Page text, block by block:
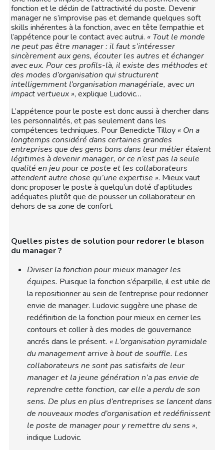
fonction et le déclin de l’attractivité du poste. Devenir
manager ne s’improvise pas et demande quelques soft
skills inhérentes à la fonction, avec en tête l’empathie et
l’appétence pour le contact avec autrui. « Tout le monde
ne peut pas être manager : il faut s’intéresser
sincèrement aux gens, écouter les autres et échanger
avec eux. Pour ces profils-là, il existe des méthodes et
des modes d’organisation qui structurent
intelligemment l’organisation managériale, avec un
impact vertueux », explique Ludovic…
L’appétence pour le poste est donc aussi à chercher dans
les personnalités, et pas seulement dans les
compétences techniques. Pour Benedicte Tilloy « On a
longtemps considéré dans certaines grandes
entreprises que des gens bons dans leur métier étaient
légitimes à devenir manager, or ce n’est pas la seule
qualité en jeu pour ce poste et les collaborateurs
attendent autre chose qu’une expertise ». Mieux vaut
donc proposer le poste à quelqu’un doté d’aptitudes
adéquates plutôt que de pousser un collaborateur en
dehors de sa zone de confort.
Quelles pistes de solution pour redorer le blason
du manager ?
Diviser la fonction pour mieux manager les
équipes. Puisque la fonction s’éparpille, il est utile de
la repositionner au sein de l’entreprise pour redonner
envie de manager. Ludovic suggère une phase de
redéfinition de la fonction pour mieux en cerner les
contours et coller à des modes de gouvernance
ancrés dans le présent. « L’organisation pyramidale
du management arrive à bout de souffle. Les
collaborateurs ne sont pas satisfaits de leur
manager et la jeune génération n’a pas envie de
reprendre cette fonction, car elle a perdu de son
sens. De plus en plus d’entreprises se lancent dans
de nouveaux modes d’organisation et redéfinissent
le poste de manager pour y remettre du sens »,
indique Ludovic.